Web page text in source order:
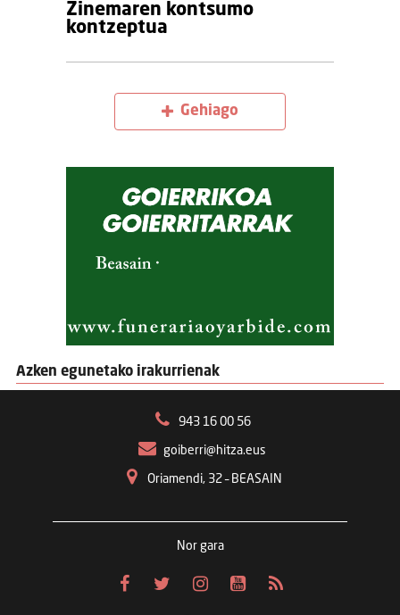
Zinemaren kontsumo
kontzeptua
Gehiago
Azken egunetako irakurrienak
943 16 00 56
goiberri@hitza.eus
Oriamendi, 32 – BEASAIN
Nor gara